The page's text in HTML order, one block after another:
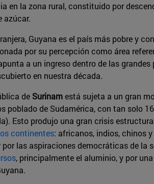
en la zona rural, constituido por
azúcar.
Guyana es el país más pobre y
por su percepción como área
a un ingreso dentro de las
en nuestra década.
de Surinamestá sujeta a un gran
poblado de Sudamérica, con tan solo
Esto produjo una gran crisis
continentes: africanos, indios, chinos
por las aspiraciones democráticas de la
, principalmente el aluminio, y por